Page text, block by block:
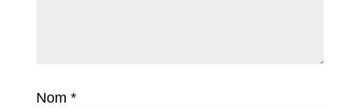
Nom *